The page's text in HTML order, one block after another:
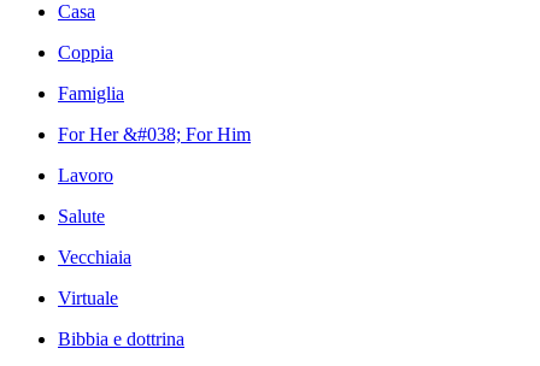
Casa
Coppia
Famiglia
For Her &#038; For Him
Lavoro
Salute
Vecchiaia
Virtuale
Bibbia e dottrina